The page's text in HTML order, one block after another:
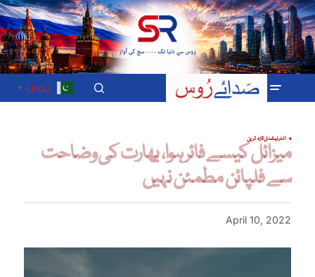
Urdu
▼
انٹرنیشنلتازہ ترین
میزائل کیسے فائر ہوا، بھارت کی وضاحت
سے فلپائن مطمئن نہیں
April 10, 2022